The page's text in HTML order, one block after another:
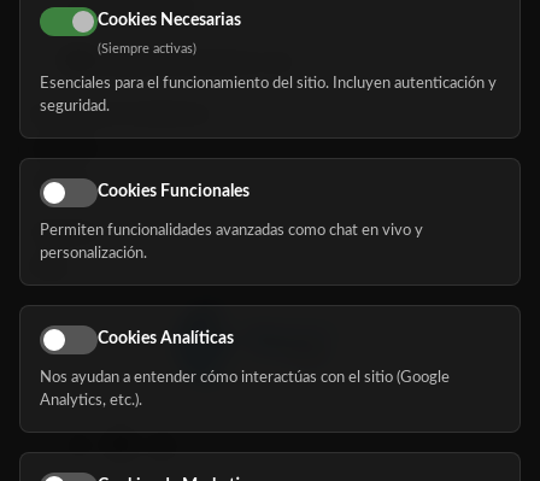
616 113 103
hola@mundomayor.com
Buscador de residencias
Eventos
Nosotros
Síguenos
Cookies Necesarias
(Siempre activas)
Esenciales para el funcionamiento del sitio. Incluyen autenticación y
seguridad.
Cookies Funcionales
Permiten funcionalidades avanzadas como chat en vivo y
personalización.
Cookies Analíticas
Nos ayudan a entender cómo interactúas con el sitio (Google
Analytics, etc.).